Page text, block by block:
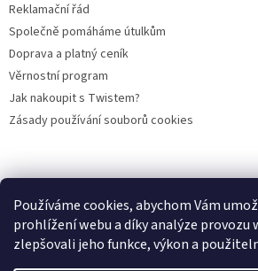
Používáme cookies, abychom Vám
prohlížení webu a díky analýze provozu
zlepšovali jeho funkce, výkon a
Reklamační řád
Společně pomáháme útulkům
Doprava a platný ceník
Věrnostní program
Jak nakoupit s Twistem?
Zásady používání souborů cookies